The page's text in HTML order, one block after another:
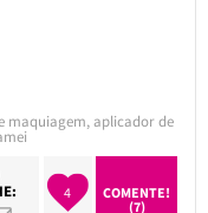
maquiagem,aplicador de
4
COMENTE!
(7)